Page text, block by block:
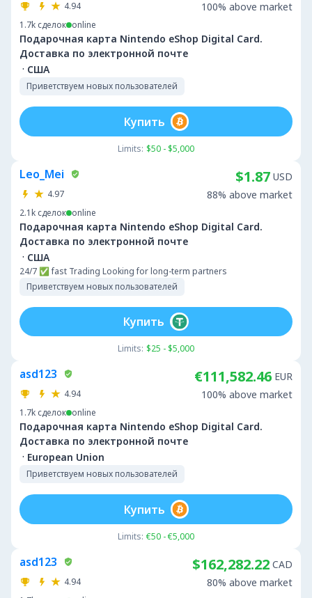
4.94
1.7k сделок online
Подарочная карта Nintendo eShop Digital Card.
Доставка по электронной почте
· США
Приветствуем новых пользователей
100% above market
Limits: $50 - $5,000
Купить
Leo_Mei
4.97
2.1k сделок online
Подарочная карта Nintendo eShop Digital Card.
Доставка по электронной почте
· США
24/7 ✅ fast Trading Looking for long-term partners
Приветствуем новых пользователей
$1.87 USD
88% above market
Limits: $25 - $5,000
Купить
asd123
4.94
1.7k сделок online
Подарочная карта Nintendo eShop Digital Card.
Доставка по электронной почте
· European Union
Приветствуем новых пользователей
€111,582.46 EUR
100% above market
Limits: €50 - €5,000
Купить
asd123
4.94
$162,282.22 CAD
80% above market